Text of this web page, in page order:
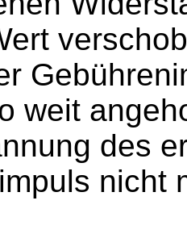
weit
des
nicht